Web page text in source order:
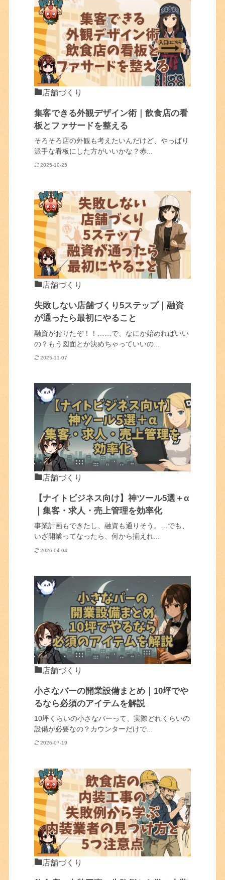
店舗づくり
集客できる外観デザイン術｜飲食店の看
板とファサードを整える
そろそろ店の外観も考えたいんだけど、やっぱり
派手な看板にした方がいいかな？赤...
2025-10-25
店舗づくり
失敗しない店舗づくり5ステップ｜融資
が通ったら最初にやること
融資がおりたぞ！！……で、なにか始めればいい
の？もう図面とか決めちゃっていいの...
2025-11-07
店舗づくり
【ナイトビジネス向け】神ツール5選＋α
｜集客・求人・売上管理を効率化
事業計画もできたし、融資も通りそう。…でも、
いざ開業ってなったら、何から揃えれ...
2026-04-04
店舗づくり
小さなバーの開業設備まとめ｜10坪でや
るなら必須のアイテムを解説
10坪くらいの小さなバーって、実際どれくらいの
設備が必要なの？カウンターだけで...
2026-07-19
店舗づくり